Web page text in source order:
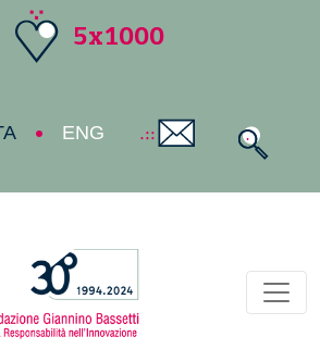
5x1000
ENG